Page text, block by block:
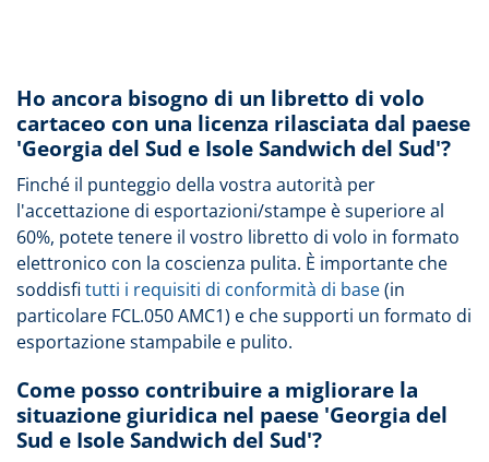
Ho ancora bisogno di un libretto di volo
cartaceo con una licenza rilasciata dal paese
'Georgia del Sud e Isole Sandwich del Sud'?
Finché il punteggio della vostra autorità per
l'accettazione di esportazioni/stampe è superiore al
60%, potete tenere il vostro libretto di volo in formato
elettronico con la coscienza pulita. È importante che
soddisfi tutti i requisiti di conformità di base(in
particolare FCL.050 AMC1) e che supporti un formato di
esportazione stampabile e pulito.
Come posso contribuire a migliorare la
situazione giuridica nel paese 'Georgia del
Sud e Isole Sandwich del Sud'?